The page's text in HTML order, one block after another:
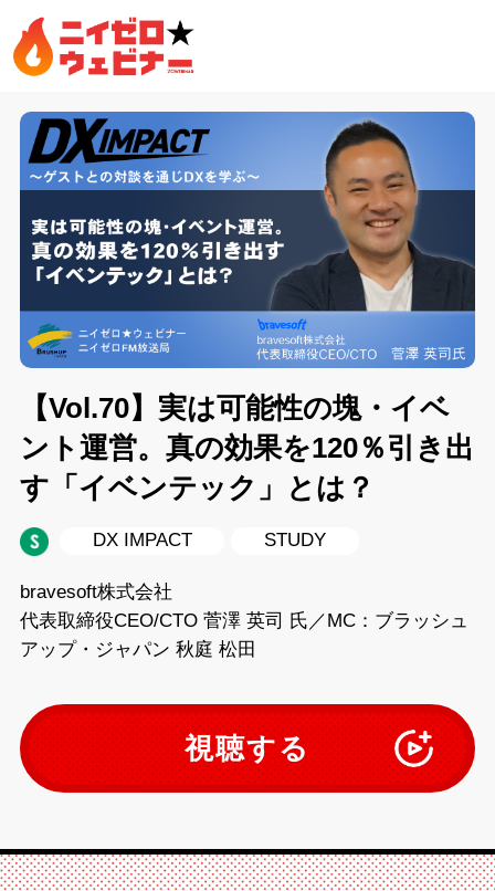
【Vol.70】実は可能性の塊・イベ
ント運営。真の効果を120％引き出
す「イベンテック」とは？
DX IMPACT STUDY
bravesoft株式会社
代表取締役CEO/CTO 菅澤 英司 氏／MC：ブラッシュ
アップ・ジャパン 秋庭 松田
視聴する